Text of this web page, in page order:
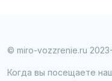
© miro-vozzrenie.ru
Когда вы посещаете